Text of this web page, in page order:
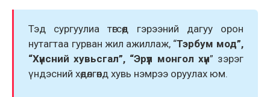
Тэд сургуулиа төгсөөд гэрээний дагуу орон
нутагтаа гурван жил ажиллаж, “Тэрбум мод”,
“Хүнсний хувьсгал”, “Эрүүл монгол хүн” зэрэг
үндэсний хөдөлгөөнд хувь нэмрээ оруулах юм.